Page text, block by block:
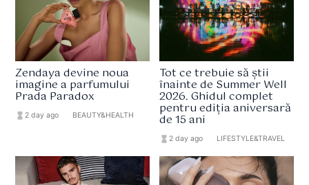
Zendaya devine noua
imagine a parfumului
Prada Paradox
hourglass_full 2 day ago BEAUTY&HEALTH
Tot ce trebuie să știi
înainte de Summer Well
2026. Ghidul complet
pentru ediția aniversară
de 15 ani
hourglass_full 2 day ago LIFESTYLE&TRAVEL